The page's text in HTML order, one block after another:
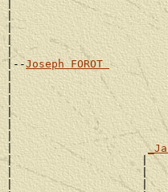
|
|
|
|
|
|--Joseph FOROT
|
|
|
|
|
|
|
|                    |
|                    |
|                    |